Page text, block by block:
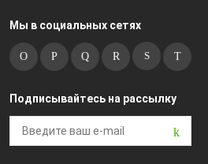
Мы в социальных сетях
Подписывайтесь на рассылку